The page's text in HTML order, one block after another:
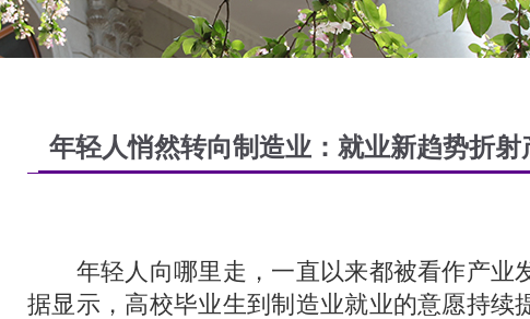
年轻人悄然转向制造业：就业新趋势折射
年轻人向哪里走，一直以来都被看作产业
据显示，高校毕业生到制造业就业的意愿持续